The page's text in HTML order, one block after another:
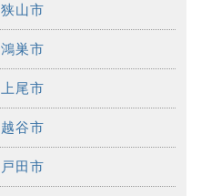
狭山市
鴻巣市
上尾市
越谷市
戸田市